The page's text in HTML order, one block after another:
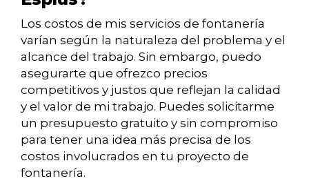
Los costos de mis servicios de fontanería
varían según la naturaleza del problema y el
alcance del trabajo. Sin embargo, puedo
asegurarte que ofrezco precios
competitivos y justos que reflejan la calidad
y el valor de mi trabajo. Puedes solicitarme
un presupuesto gratuito y sin compromiso
para tener una idea más precisa de los
costos involucrados en tu proyecto de
fontanería.